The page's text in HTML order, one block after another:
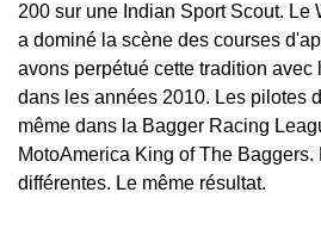
200 sur une Indian Sport Scout. Le
a dominé la scène des courses
avons perpétué cette tradition avec
dans les années 2010. Les pilotes
même dans la Bagger Racing
MotoAmerica King of The Baggers.
différentes. Le même résultat.